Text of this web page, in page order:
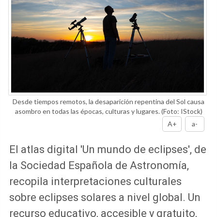
Desde tiempos remotos, la desaparición repentina del Sol causa
asombro en todas las épocas, culturas y lugares.(Foto: IStock)
A+
a-
El atlas digital 'Un mundo de eclipses', de
la Sociedad Española de Astronomía,
recopila interpretaciones culturales
sobre eclipses solares a nivel global. Un
recurso educativo, accesible y gratuito,